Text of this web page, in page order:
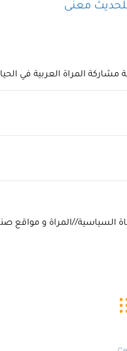
معنى
المراة العربية في
السياسية//المراة و مواقع